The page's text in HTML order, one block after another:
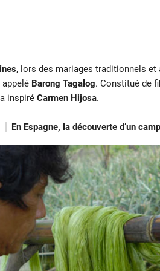
, lors des mariages traditionnels
Barong Tagalog. Constitué de
inspiré Carmen Hijosa.
En Espagne, la découverte d’un